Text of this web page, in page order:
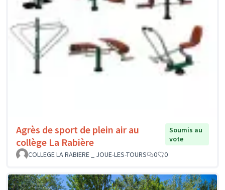
Agrès de sport de plein air au
collège La Rabière
Soumis au
vote
COLLEGE LA RABIERE _ JOUE-LES-TOURS
0 0